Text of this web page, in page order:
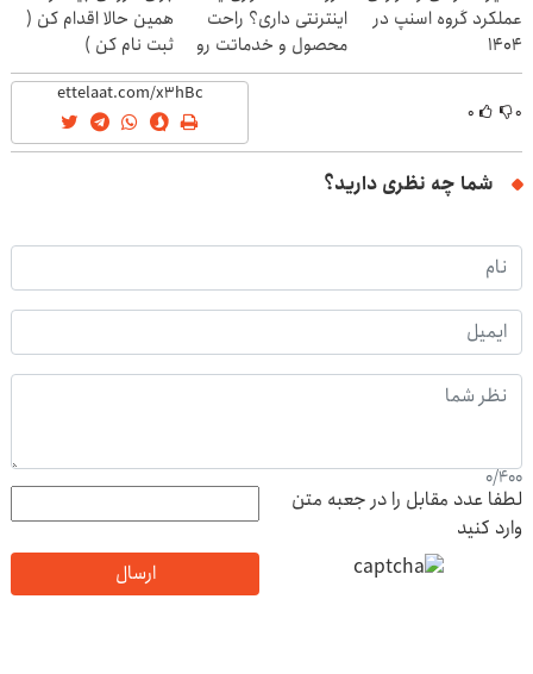
عملکرد گروه اسنپ در
۱۴۰۴
اینترنتی داری؟ راحت
محصول و خدماتت رو
بفروش
همین حالا اقدام کن (
ثبت نام کن )
۰ ۰
شما چه نظری دارید؟
0/400
لطفا عدد مقابل را در جعبه متن
وارد کنید
ارسال